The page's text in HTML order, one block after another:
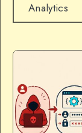
Analytics